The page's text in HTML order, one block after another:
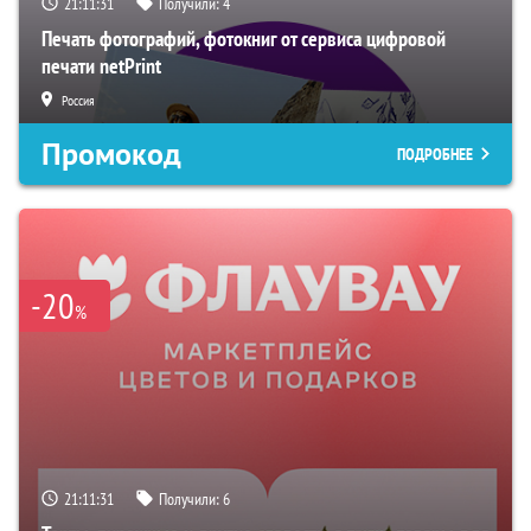
Печать фотографий, фотокниг от сервиса цифровой
печати netPrint
Россия
Промокод ПОДРОБНЕЕ
-20%
21:11:30 Получили:6